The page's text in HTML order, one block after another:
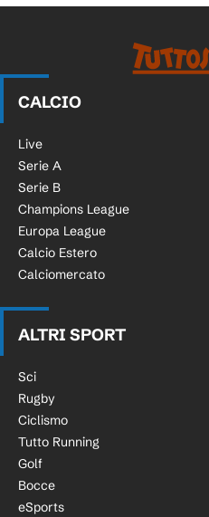
CALCIO
Live
Serie A
Serie B
Champions League
Europa League
Calcio Estero
Calciomercato
ALTRI SPORT
Sci
Rugby
Ciclismo
Tutto Running
Golf
Bocce
eSports